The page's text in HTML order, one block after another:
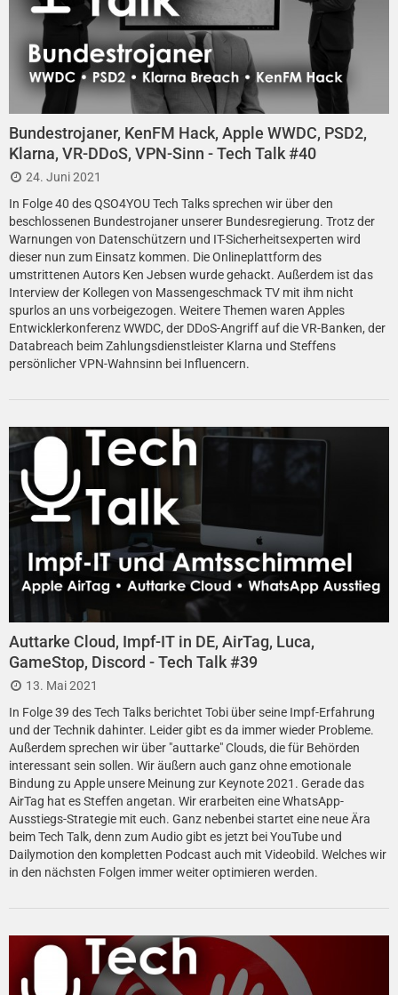
Bundestrojaner, KenFM Hack, Apple WWDC, PSD2,
Klarna, VR-DDoS, VPN-Sinn - Tech Talk #40
24. Juni 2021
In Folge 40 des QSO4YOU Tech Talks sprechen wir über den
beschlossenen Bundestrojaner unserer Bundesregierung. Trotz der
Warnungen von Datenschützern und IT-Sicherheitsexperten wird
dieser nun zum Einsatz kommen. Die Onlineplattform des
umstrittenen Autors Ken Jebsen wurde gehackt. Außerdem ist das
Interview der Kollegen von Massengeschmack TV mit ihm nicht
spurlos an uns vorbeigezogen. Weitere Themen waren Apples
Entwicklerkonferenz WWDC, der DDoS-Angriff auf die VR-Banken, der
Databreach beim Zahlungsdienstleister Klarna und Steffens
persönlicher VPN-Wahnsinn bei Influencern.
Auttarke Cloud, Impf-IT in DE, AirTag, Luca,
GameStop, Discord - Tech Talk #39
13. Mai 2021
In Folge 39 des Tech Talks berichtet Tobi über seine Impf-Erfahrung
und der Technik dahinter. Leider gibt es da immer wieder Probleme.
Außerdem sprechen wir über "auttarke" Clouds, die für Behörden
interessant sein sollen. Wir äußern auch ganz ohne emotionale
Bindung zu Apple unsere Meinung zur Keynote 2021. Gerade das
AirTag hat es Steffen angetan. Wir erarbeiten eine WhatsApp-
Ausstiegs-Strategie mit euch. Ganz nebenbei startet eine neue Ära
beim Tech Talk, denn zum Audio gibt es jetzt bei YouTube und
Dailymotion den kompletten Podcast auch mit Videobild. Welches wir
in den nächsten Folgen immer weiter optimieren werden.